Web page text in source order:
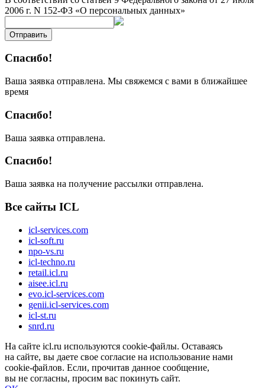
2006 г. N 152-ФЗ «О персональных данных»
Отправить
Спасибо!
Ваша заявка отправлена. Мы свяжемся с вами в ближайшее
время
Спасибо!
Ваша заявка отправлена.
Спасибо!
Ваша заявка на получение рассылки отправлена.
Все сайты ICL
icl-services.com
icl-soft.ru
npo-vs.ru
icl-techno.ru
retail.icl.ru
aisee.icl.ru
evo.icl-services.com
genii.icl-services.com
icl-st.ru
snrd.ru
На сайте icl.ru используются cookie-файлы. Оставаясь
на сайте, вы даете свое согласие на использование нами
cookie-файлов. Если, прочитав данное сообщение,
вы не согласны, просим вас покинуть сайт.